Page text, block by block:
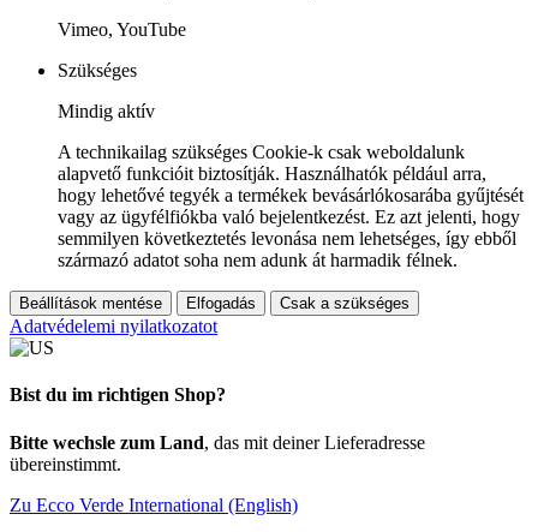
Vimeo, YouTube
Szükséges
Mindig aktív
A technikailag szükséges Cookie-k csak weboldalunk
alapvető funkcióit biztosítják. Használhatók például arra,
hogy lehetővé tegyék a termékek bevásárlókosarába gyűjtését
vagy az ügyfélfiókba való bejelentkezést. Ez azt jelenti, hogy
semmilyen következtetés levonása nem lehetséges, így ebből
származó adatot soha nem adunk át harmadik félnek.
Beállítások mentése Elfogadás Csak a szükséges
Adatvédelemi nyilatkozatot
Bist du im richtigen Shop?
Bitte wechsle zum Land, das mit deiner Lieferadresse
übereinstimmt.
Zu Ecco Verde International (English)